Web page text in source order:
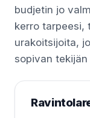
budjetin jo
kerro tarpeesi,
urakoitsijoita,
sopivan